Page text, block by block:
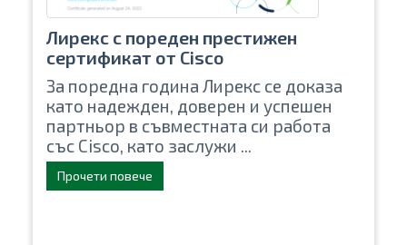
Лирекс с пореден престижен
сертификат от Cisco
За поредна година Лирекс се доказа
като надежден, доверен и успешен
партньор в съвместната си работа
със Cisco, като заслужи ...
Прочети повече